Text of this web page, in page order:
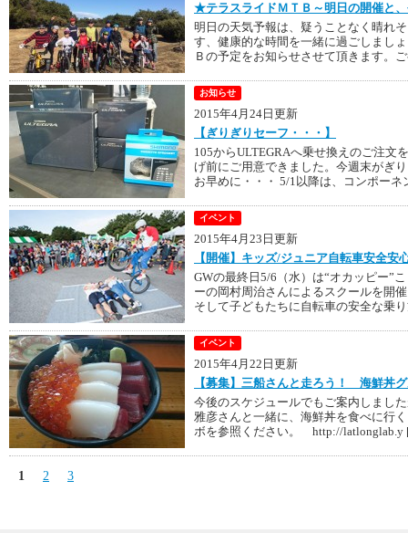
★テラスライドＭＴＢ～明日の開催と
明日の天気予報は、疑うことなく晴れ
す、健康的な時間を一緒に過ごしまし
Ｂの予定をお知らせさせて頂きます。
お知らせ
2015年4月24日更新
【ぎりぎりセーフ・・・】
105からULTEGRAへ乗せ換えのご注文
げ前にご用意できました。今週末がぎ
お早めに・・・ 5/1以降は、コンポー
イベント
2015年4月23日更新
【開催】キッズ/ジュニア自転車安全安
GWの最終日5/6（水）は“オカッピー”
ーの岡村周治さんによるスクールを開
そして子どもたちに自転車の安全な乗
イベント
2015年4月22日更新
【募集】三船さんと走ろう！ 海鮮丼
今後のスケジュールでもご案内しまし
雅彦さんと一緒に、海鮮丼を食べに行
ボを参照ください。 http://
1 2 3